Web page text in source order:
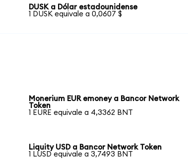
DUSK a Dólar estadounidense
1 DUSK equivale a 0,0607 $
Monerium EUR emoney a Bancor Network
Token
1 EURE equivale a 4,3362 BNT
Liquity USD a Bancor Network Token
1 LUSD equivale a 3,7493 BNT